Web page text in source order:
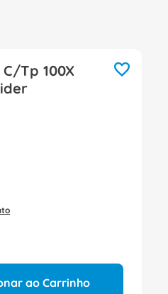
Tp 100X
ao Carrinho